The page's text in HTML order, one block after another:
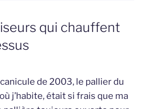
qui chauffent
de 2003, le pallier du
j’habite, était si frais que ma